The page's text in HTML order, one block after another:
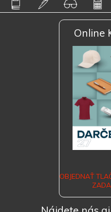
Online
OBJEDNAŤ